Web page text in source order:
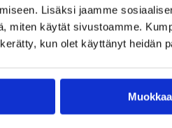
Lisäksi jaamme
miten käytät sivustoamme.
kun olet käyttänyt heidän
Muokkaa
Pyrintö A-
Honka-87 A-
Honka A-
A-